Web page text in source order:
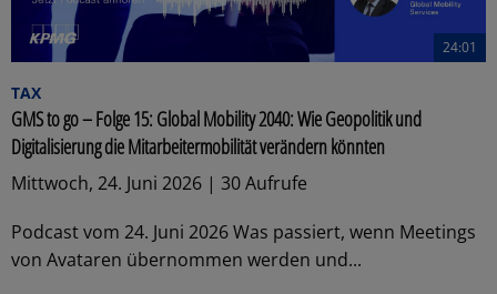
24:01
TAX
GMS to go – Folge 15: Global Mobility 2040: Wie Geopolitik und
Digitalisierung die Mitarbeitermobilität verändern könnten
Mittwoch, 24. Juni 2026 | 30 Aufrufe
Podcast vom 24. Juni 2026 Was passiert, wenn Meetings
von Avataren übernommen werden und...